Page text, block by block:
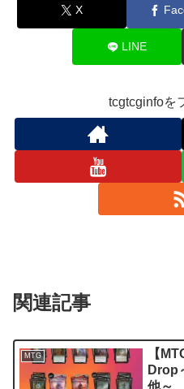
X
LINE
tcgtcginfoを
関連記事
MTG
【
Drop
他～